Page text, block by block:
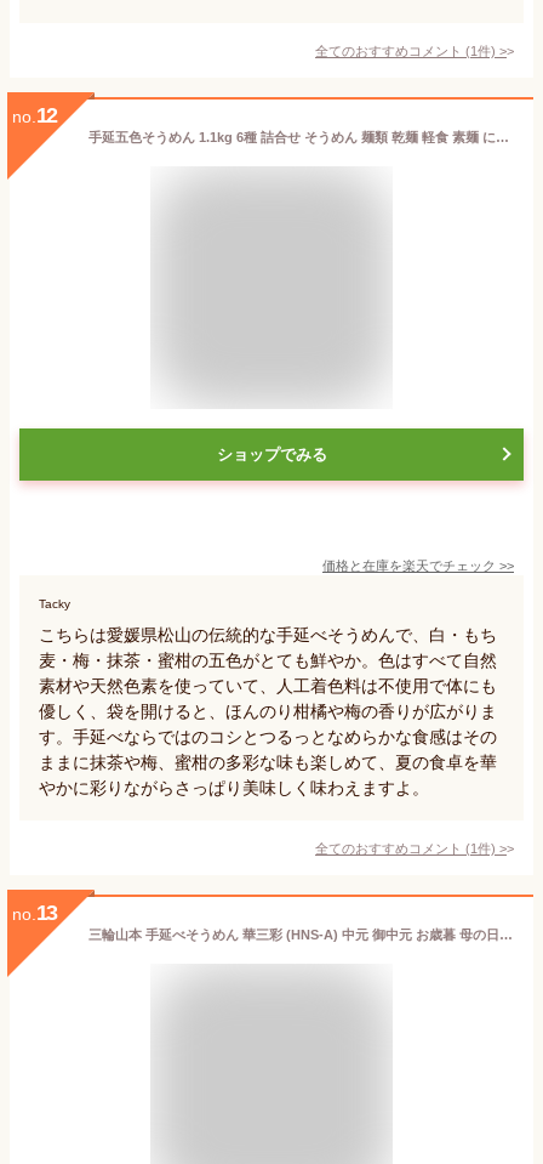
全てのおすすめコメント (1件) >
no. 12
手延五色そうめん 1.1kg 6種 詰合せ そうめん 麺類 乾麺 軽食 素麺 にゅうめん 手延べ 白 もち麦 梅 抹茶 蜜柑 五色 自然素材 天然色素 国産 五色そうめん
ショップでみる
価格と在庫を楽天でチェック >>
Tacky
こちらは愛媛県松山の伝統的な手延べそうめんで、白・もち
麦・梅・抹茶・蜜柑の五色がとても鮮やか。色はすべて自然
素材や天然色素を使っていて、人工着色料は不使用で体にも
優しく、袋を開けると、ほんのり柑橘や梅の香りが広がりま
す。手延べならではのコシとつるっとなめらかな食感はその
ままに抹茶や梅、蜜柑の多彩な味も楽しめて、夏の食卓を華
やかに彩りながらさっぱり美味しく味わえますよ。
全てのおすすめコメント (1件) >
no. 13
三輪山本 手延べそうめん 華三彩 (HNS-A) 中元 御中元 お歳暮 母の日 敬老の日 残暑見舞い ギフト そうめん カラフル 3色の彩り鮮やか のし・ラッピング可 贈答用 内祝い お返し 出産 おしゃれ 素麺（そうめん）